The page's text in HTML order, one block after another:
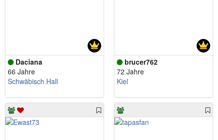
Daciana
66 Jahre
Schwäbisch Hall
brucer762
72 Jahre
Kiel